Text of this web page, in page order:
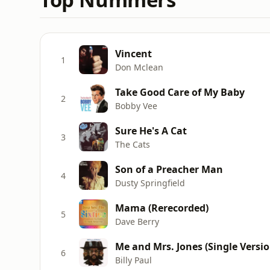
1 Vincent
Don Mclean
2 Take Good Care of My Baby
Bobby Vee
3 Sure He's A Cat
The Cats
4 Son of a Preacher Man
Dusty Springfield
5 Mama (Rerecorded)
Dave Berry
6 Me and Mrs. Jones (Single
Billy Paul